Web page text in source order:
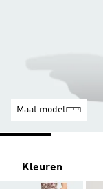
Maat model
Kleuren